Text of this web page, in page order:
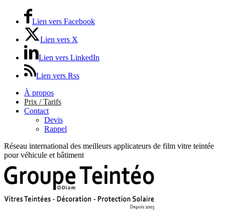
Lien vers Facebook
Lien vers X
Lien vers LinkedIn
Lien vers Rss
À propos
Prix / Tarifs
Contact
Devis
Rappel
Réseau international des meilleurs applicateurs de film vitre teintée
pour véhicule et bâtiment